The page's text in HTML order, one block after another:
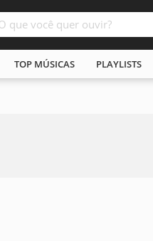
TOP MÚSICAS PLAYLISTS